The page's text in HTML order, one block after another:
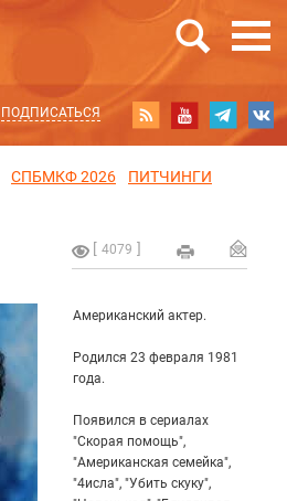
ПОДПИСАТЬСЯ
СПБМКФ 2026
ПИТЧИНГИ
4079
Американский актер.
Родился 23 февраля 1981
года.
Появился в сериалах
"Скорая помощь",
"Американская семейка",
"4исла", "Убить скуку",